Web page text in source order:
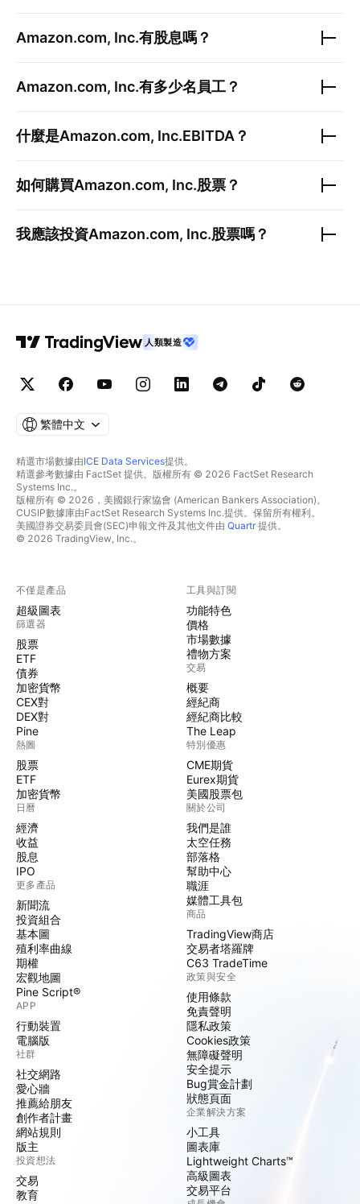
Amazon.com, Inc.有股息嗎？
Amazon.com, Inc.有多少名員工？
什麼是Amazon.com, Inc.EBITDA？
如何購買Amazon.com, Inc.股票？
我應該投資Amazon.com, Inc.股票嗎？
人類製造
繁體中文
精選市場數據由ICE Data Services提供。
精選參考數據由 FactSet 提供。版權所有 © 2026 FactSet Research
Systems Inc.。
版權所有 © 2026，美國銀行家協會 (American Bankers Association)。
CUSIP數據庫由FactSet Research Systems Inc.提供。保留所有權利。
美國證券交易委員會(SEC)申報文件及其他文件由 Quartr提供。
© 2026 TradingView, Inc.。
不僅是產品
超級圖表
篩選器
股票
ETF
債券
加密貨幣
CEX對
DEX對
Pine
熱圖
股票
ETF
加密貨幣
日曆
經濟
收益
股息
IPO
更多產品
新聞流
投資組合
基本圖
殖利率曲線
期權
宏觀地圖
Pine Script®
APP
行動裝置
電腦版
社群
社交網路
愛心牆
推薦給朋友
創作者計畫
網站規則
版主
投資想法
交易
教育
工具與訂閱
功能特色
價格
市場數據
禮物方案
交易
概要
經紀商
經紀商比較
The Leap
特別優惠
CME期貨
Eurex期貨
美國股票包
關於公司
我們是誰
太空任務
部落格
幫助中心
職涯
媒體工具包
商品
TradingView商店
交易者塔羅牌
C63 TradeTime
政策與安全
使用條款
免責聲明
隱私政策
Cookies政策
無障礙聲明
安全提示
Bug賞金計劃
狀態頁面
企業解決方案
小工具
圖表庫
Lightweight Charts™
高級圖表
交易平台